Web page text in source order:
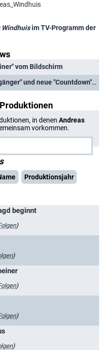
Windhuisim TV-Programm der
vom Bildschirm
RTL startet "Die Draufgänger" und neue "Countdown"-Folgen
in denen Andreas
vorkommen.
Produktionsjahr
beginnt
)
)
)
)
)